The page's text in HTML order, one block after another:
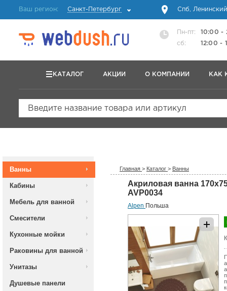
Ваш регион: Санкт-Петербург Спб,
Пн-пт:
10:00 -
сб:
12:00 -
КАТАЛОГ АКЦИИ О КОМПАНИИ КАК
Введите название товара или артикул
Ванны
Кабины
Мебель для ванной
Смесители
Кухонные мойки
Раковины для ванной
Унитазы
Душевые панели
Главная > Каталог > Ванны
Акриловая ванна
AVP0034
Alpen Польша